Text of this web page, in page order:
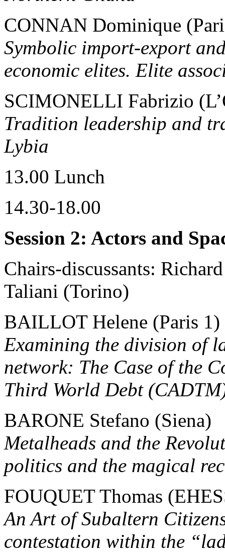
CONNAN Dominique
Symbolic import-export
economic elites. Elite
SCIMONELLI Fabrizio
Tradition leadership and
Lybia
13.00 Lunch
14.30-18.00
Session 2: Actors and
Chairs-discussants:
Taliani (Torino)
BAILLOT Helene (Paris 1)
Examining the division of
network: The Case of the
Third World Debt
BARONE Stefano (Siena)
Metalheads and the
politics and the magical
FOUQUET Thomas
An Art of Subaltern
contestation within the